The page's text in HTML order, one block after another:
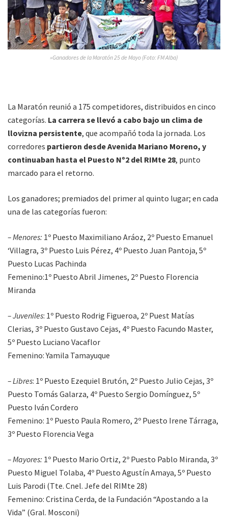
»Ganadores de la Maratón 25 de Mayo (Foto: FM Alba)
La Maratón reunió a 175 competidores, distribuidos en cinco
categorías. La carrera se llevó a cabo bajo un clima de
llovizna persistente, que acompañó toda la jornada. Los
corredores partieron desde Avenida Mariano Moreno, y
continuaban hasta el Puesto Nº2 del RIMte 28, punto
marcado para el retorno.
Los ganadores; premiados del primer al quinto lugar; en cada
una de las categorías fueron:
– Menores: 1º Puesto Maximiliano Aráoz, 2º Puesto Emanuel
‘Villagra, 3º Puesto Luis Pérez, 4º Puesto Juan Pantoja, 5º
Puesto Lucas Pachinda
Femenino:1º Puesto Abril Jimenes, 2º Puesto Florencia
Miranda
– Juveniles: 1º Puesto Rodrig Figueroa, 2º Puest Matías
Clerias, 3º Puesto Gustavo Cejas, 4º Puesto Facundo Master,
5º Puesto Luciano Vacaflor
Femenino: Yamila Tamayuque
– Libres: 1º Puesto Ezequiel Brutón, 2º Puesto Julio Cejas, 3º
Puesto Tomás Galarza, 4º Puesto Sergio Domínguez, 5º
Puesto Iván Cordero
Femenino: 1º Puesto Paula Romero, 2º Puesto Irene Tárraga,
3º Puesto Florencia Vega
– Mayores: 1º Puesto Mario Ortiz, 2º Puesto Pablo Miranda, 3º
Puesto Miguel Tolaba, 4º Puesto Agustín Amaya, 5º Puesto
Luis Parodi (Tte. Cnel. Jefe del RIMte 28)
Femenino: Cristina Cerda, de la Fundación “Apostando a la
Vida” (Gral. Mosconi)